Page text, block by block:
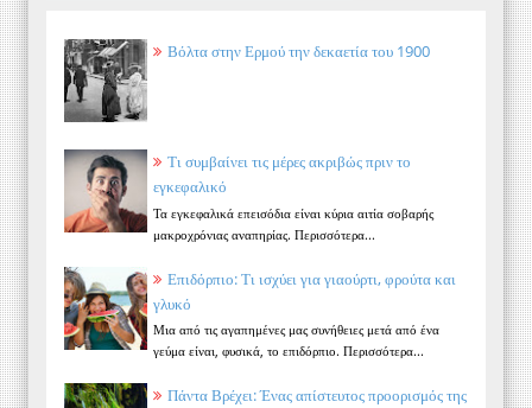
Βόλτα στην Ερμού την δεκαετία του 1900
Τι συμβαίνει τις μέρες ακριβώς πριν το
εγκεφαλικό
Τα εγκεφαλικά επεισόδια είναι κύρια αιτία σοβαρής
μακροχρόνιας αναπηρίας. Περισσότερα...
Επιδόρπιο: Τι ισχύει για γιαούρτι, φρούτα και
γλυκό
Μια από τις αγαπημένες μας συνήθειες μετά από ένα
γεύμα είναι, φυσικά, το επιδόρπιο. Περισσότερα...
Πάντα Βρέχει: Ένας απίστευτος προορισμός της